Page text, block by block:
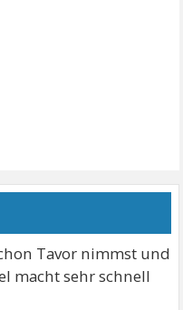
Tavor nimmst und
macht sehr schnell